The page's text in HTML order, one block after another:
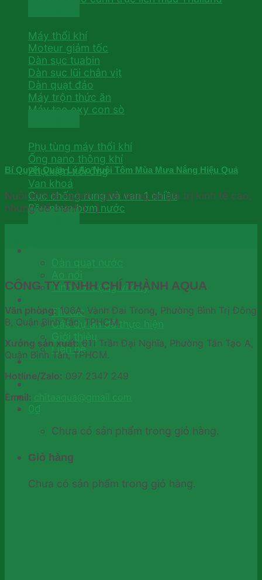
Máy thổi khí
Moteur giảm tốc
Dàn sục tuabin
Dàn sục lũi chân vịt
Dàn quạt đảo
Máy trộn thức ăn
Máy tạo oxy con sò
Phụ tùng máy thổi khí
Ống nano thông khí
Phụ kiện nối ống
Van khoá
Cục chống rung và van 1 chiều
Bầu nhựa bơm nước
Tính số lượng vỉ oxy
Tin tức
Các dự án đã thực hiện
Giới thiệu
Liên hệ
Thư viện
Chưa có sản phẩm trong giỏ hàng.
Giỏ hàng
Chưa có sản phẩm trong giỏ hàng.
Bí Quyết Quản Lý Ao Nuôi Tôm Mùa Mưa Nắng Hiệu Quả
Nuôi tôm là ngành nghề mang lại giá trị kinh tế cao,
nhưng để thành [...]
CÔNG TY TNHH CHÍ THÀNH AQUA
Văn phòng: 106A, Vành Đai Trong, Phường Bình Trị Đông
B, Quận Bình Tân, TPHCM.
Xưởng sản xuất: 611 Trần Đại Nghĩa, Phường Tân Tạo A,
Quận Bình Tân, TPHCM.
Hotline/Zalo: 097 2347 249
Email: